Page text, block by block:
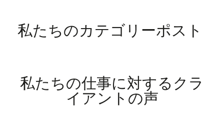
私たちのカテゴリーポスト
私たちの仕事に対するクラ
イアントの声